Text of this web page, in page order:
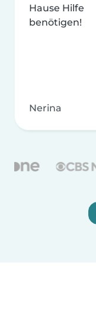
Hause Hilfe
benötigen!
Nerina